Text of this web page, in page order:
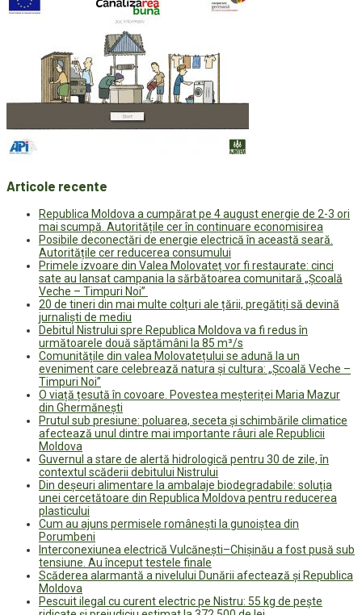
Articole recente
Republica Moldova a cumpărat pe 4 august energie de 2-3 ori
mai scumpă. Autoritățile cer în continuare economisirea
Posibile deconectări de energie electrică în această seară.
Autoritățile cer reducerea consumului
Primele izvoare din Valea Molovateț vor fi restaurate: cinci
sate au lansat campania la sărbătoarea comunitară „Școală
Veche – Timpuri Noi”
20 de tineri din mai multe colțuri ale țării, pregătiți să devină
jurnaliști de mediu
Debitul Nistrului spre Republica Moldova va fi redus în
următoarele două săptămâni la 85 m³/s
Comunitățile din valea Molovatețului se adună la un
eveniment care celebrează natura și cultura: „Școală Veche –
Timpuri Noi”
O viață țesută în covoare. Povestea meșteriței Maria Mazur
din Ghermănești
Prutul sub presiune: poluarea, seceta și schimbările climatice
afectează unul dintre mai importante râuri ale Republicii
Moldova
Guvernul a stare de alertă hidrologică pentru 30 de zile, în
contextul scăderii debitului Nistrului
Din deșeuri alimentare la ambalaje biodegradabile: soluția
unei cercetătoare din Republica Moldova pentru reducerea
plasticului
Cum au ajuns permisele românești la gunoiștea din
Porumbeni
Interconexiunea electrică Vulcănești–Chișinău a fost pusă sub
tensiune. Au început testele finale
Scăderea alarmantă a nivelului Dunării afectează și Republica
Moldova
Pescuit ilegal cu curent electric pe Nistru: 55 kg de pește